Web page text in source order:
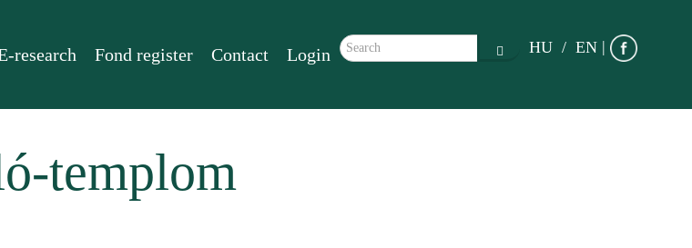
research Fond register Contact Login |
HU EN
Search form
templom